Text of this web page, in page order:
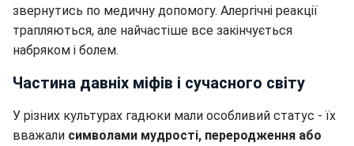
звернутись по медичну допомогу. Алергічні реакції
трапляються, але найчастіше все закінчується
набряком і болем.
Частина давніх міфів і сучасного світу
У різних культурах гадюки мали особливий статус - їх
вважали символами мудрості, переродження або